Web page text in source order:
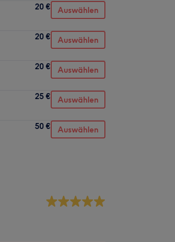
20 € Auswählen
20 € Auswählen
20 € Auswählen
25 € Auswählen
50 € Auswählen